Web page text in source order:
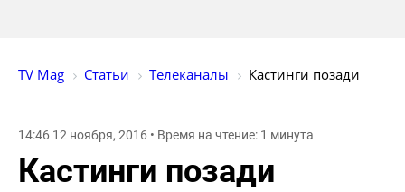
TV Mag Статьи Телеканалы Кастинги позади
14:46 12 ноября, 2016 • Время на чтение: 1 минута
Кастинги позади